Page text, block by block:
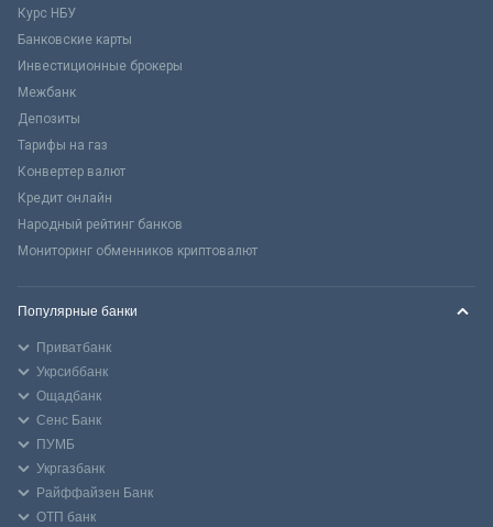
Курс НБУ
Банковские карты
Инвестиционные брокеры
Межбанк
Депозиты
Тарифы на газ
Конвертер валют
Кредит онлайн
Народный рейтинг банков
Мониторинг обменников криптовалют
Популярные банки
Приватбанк
Укрсиббанк
Ощадбанк
Сенс Банк
ПУМБ
Укргазбанк
Райффайзен Банк
ОТП банк